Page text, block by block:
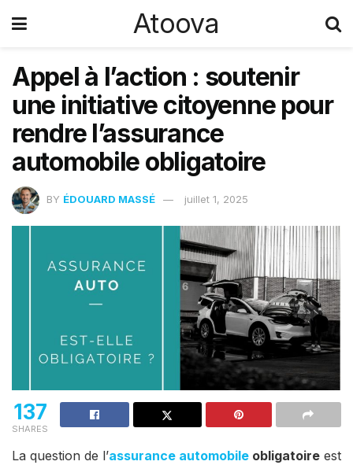
Atoova
Appel à l’action : soutenir
une initiative citoyenne pour
rendre l’assurance
automobile obligatoire
BY ÉDOUARD MASSÉ juillet 1, 2025
137
SHARES
La question de l’assurance automobile obligatoire est